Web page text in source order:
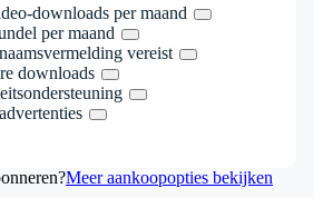
downloads per maand
per maand
vereist
downloads
Meer aankoopopties bekijken